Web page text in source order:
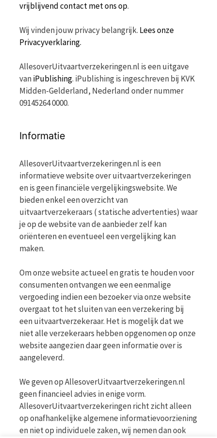
vrijblijvend contact met ons op.
Wij vinden jouw privacy belangrijk. Lees onze
Privacyverklaring.
AllesoverUitvaartverzekeringen.nl is een uitgave
vaniPublishing. iPublishing is ingeschreven bij KVK
Midden-Gelderland, Nederland onder nummer
09145264 0000.
Informatie
AllesoverUitvaartverzekeringen.nl is een
informatieve website over uitvaartverzekeringen
en is geen financiële vergelijkingswebsite. We
bieden enkel een overzicht van
uitvaartverzekeraars ( statische advertenties) waar
je op de website van de aanbieder zelf kan
oriënteren en eventueel een vergelijking kan
maken.
Om onze website actueel en gratis te houden voor
consumenten ontvangen we een eenmalige
vergoeding indien een bezoeker via onze website
overgaat tot het sluiten van een verzekering bij
een uitvaartverzekeraar. Het is mogelijk dat we
niet alle verzekeraars hebben opgenomen op onze
website aangezien daar geen informatie over is
aangeleverd.
We geven op AllesoverUitvaartverzekeringen.nl
geen financieel advies in enige vorm.
AllesoverUitvaartverzekeringen richt zicht alleen
op onafhankelijke algemene informatievoorziening
en niet op individuele zaken, wij nemen dan ook